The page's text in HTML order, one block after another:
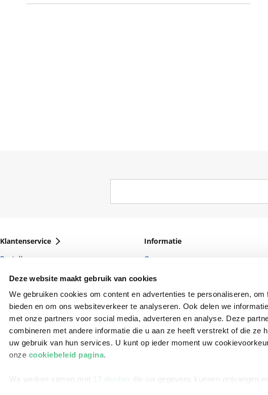
Deze website maakt gebruik van cookies
We gebruiken cookies om content en advertenties te personaliseren,
bieden en om ons websiteverkeer te analyseren. Ook delen we
met onze partners voor social media, adverteren en analyse. Deze
combineren met andere informatie die u aan ze heeft verstrekt of die ze
uw gebruik van hun services. U kunt op ieder moment uw
onze cookiebeleid pagina.
We werken samen met 13 derden die uw gegevens kunnen ontvangen
Klantenservice
Bestellen
Bezorging
Betalen
Retourneren
Veelgestelde vragen
Informatie
Over ons
Vacatures
Winkels en openingstijden
Cadeaukaart
Ondernemer worden
Vulnerability Disclosure policy